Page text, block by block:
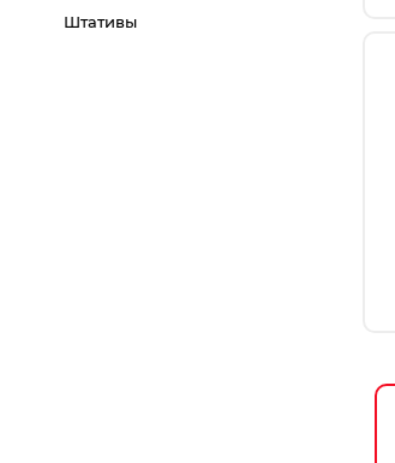
Штативы